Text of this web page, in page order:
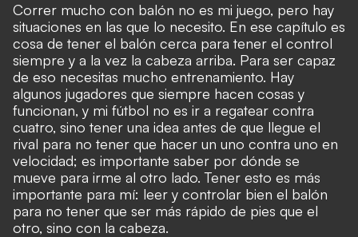
Correr mucho con balón no es mi juego, pero hay
situaciones en las que lo necesito. En ese capítulo es
cosa de tener el balón cerca para tener el control
siempre y a la vez la cabeza arriba. Para ser capaz
de eso necesitas mucho entrenamiento. Hay
algunos jugadores que siempre hacen cosas y
funcionan, y mi fútbol no es ir a regatear contra
cuatro, sino tener una idea antes de que llegue el
rival para no tener que hacer un uno contra uno en
velocidad; es importante saber por dónde se
mueve para irme al otro lado. Tener esto es más
importante para mí: leer y controlar bien el balón
para no tener que ser más rápido de pies que el
otro, sino con la cabeza.